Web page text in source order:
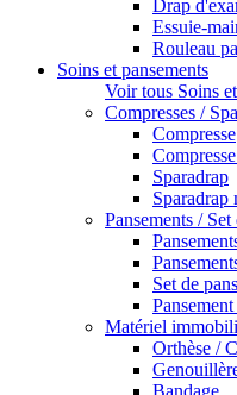
Drap
Essuie-
Rouleau
Soins et pansements
Voir tous Soins
Compresses /
Compresse
Sparadrap
Sparadrap
Pansements /
Set de
Matériel
Orthèse /
Bandage